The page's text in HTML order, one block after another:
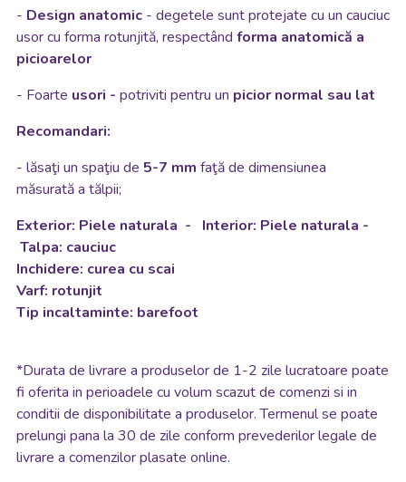
- Design anatomic - degetele sunt protejate cu un cauciuc
usor cu forma rotunjită, respectând forma anatomică a
picioarelor
- Foarte usori - potriviti pentru un picior normal sau lat
Recomandari:
- lăsaţi un spaţiu de 5-7 mm faţă de dimensiunea
măsurată a tălpii;
Exterior: Piele naturala - Interior: Piele naturala -
Talpa: cauciuc
Inchidere: curea cu scai
Varf: rotunjit
Tip incaltaminte: barefoot
*Durata de livrare a produselor de 1-2 zile lucratoare poate
fi oferita in perioadele cu volum scazut de comenzi si in
conditii de disponibilitate a produselor. Termenul se poate
prelungi pana la 30 de zile conform prevederilor legale de
livrare a comenzilor plasate online.